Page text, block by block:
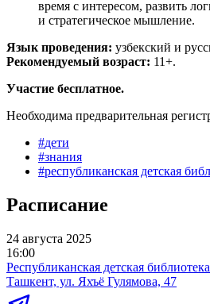
время с интересом, развить
и стратегическое мышление.
Язык проведения: узбекский и
Рекомендуемый возраст: 11+.
Участие бесплатное.
Необходима предварительная
#дети
#знания
#республиканская детская
Расписание
24 августа 2025
16:00
Республиканская детская библиотека
Ташкент, ул. Яхъё Гулямова, 47